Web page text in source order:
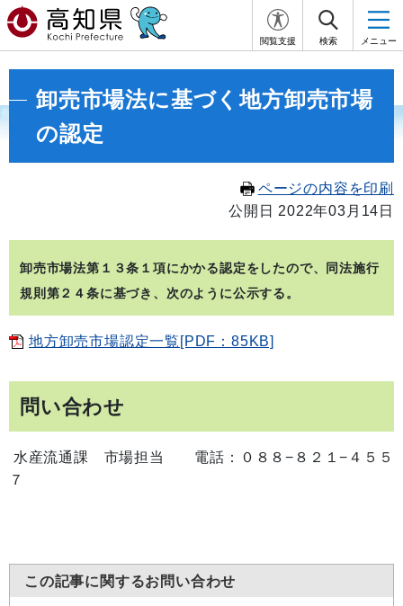
閲覧支援 検索 メニュー
卸売市場法に基づく地方卸売市場
の認定
ページの内容を印刷
公開日 2022年03月14日
卸売市場法第１３条１項にかかる認定をしたので、同法施行
規則第２４条に基づき、次のように公示する。
地方卸売市場認定一覧[PDF：85KB]
問い合わせ
水産流通課 市場担当 電話：０８８−８２１−４５５
７
この記事に関するお問い合わせ